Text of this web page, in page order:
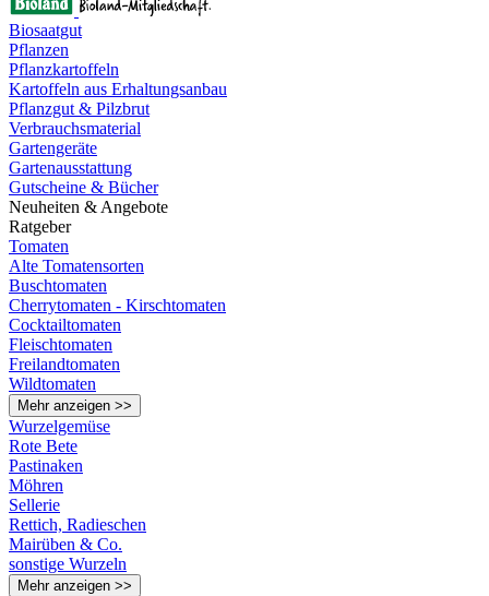
Biosaatgut
Pflanzen
Pflanzkartoffeln
Kartoffeln aus Erhaltungsanbau
Pflanzgut & Pilzbrut
Verbrauchsmaterial
Gartengeräte
Gartenausstattung
Gutscheine & Bücher
Neuheiten & Angebote
Ratgeber
Tomaten
Alte Tomatensorten
Buschtomaten
Cherrytomaten - Kirschtomaten
Cocktailtomaten
Fleischtomaten
Freilandtomaten
Wildtomaten
Mehr anzeigen >>
Wurzelgemüse
Rote Bete
Pastinaken
Möhren
Sellerie
Rettich, Radieschen
Mairüben & Co.
sonstige Wurzeln
Mehr anzeigen >>